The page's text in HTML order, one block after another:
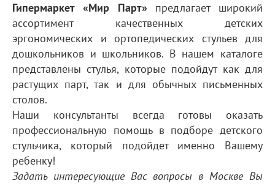
Гипермаркет «Мир Парт» предлагает широкий
ассортимент качественных детских
эргономических и ортопедических стульев для
дошкольников и школьников. В нашем каталоге
представлены стулья, которые подойдут как для
растущих парт, так и для обычных письменных
столов.
Наши консультанты всегда готовы оказать
профессиональную помощь в подборе детского
стульчика, который подойдет именно Вашему
ребенку!
Задать интересующие Вас вопросы в Москве Вы